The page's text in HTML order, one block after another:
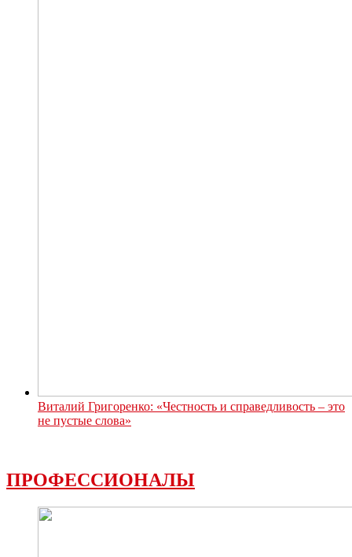
Виталий Григоренко: «Честность и справедливость – это
не пустые слова»
ПРОФЕССИОНАЛЫ